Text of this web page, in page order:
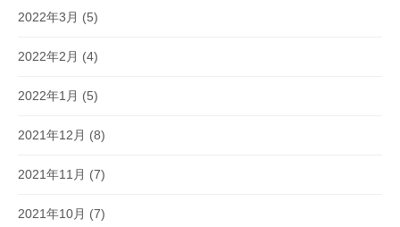
2022年3月 (5)
2022年2月 (4)
2022年1月 (5)
2021年12月 (8)
2021年11月 (7)
2021年10月 (7)